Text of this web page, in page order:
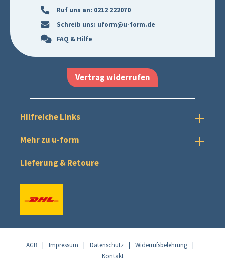
Ruf uns an: 0212 222070
Schreib uns: uform@u-form.de
FAQ & Hilfe
Vertrag widerrufen
Hilfreiche Links
Mehr zu u-form
Lieferung & Retoure
AGB | Impressum | Datenschutz | Widerrufsbelehrung |
Kontakt